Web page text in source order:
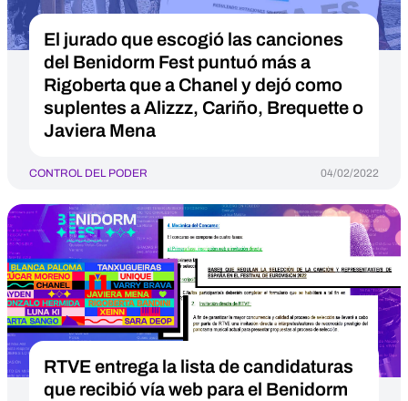
El jurado que escogió las canciones
del Benidorm Fest puntuó más a
Rigoberta que a Chanel y dejó como
suplentes a Alizzz, Cariño, Brequette o
Javiera Mena
CONTROL DEL PODER 04/02/2022
RTVE entrega la lista de candidaturas
que recibió vía web para el Benidorm